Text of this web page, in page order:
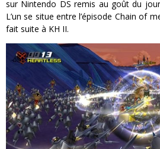
sur Nintendo DS remis au goût du
L’un se situe entre l’épisode Chain of
fait suite à KH II.